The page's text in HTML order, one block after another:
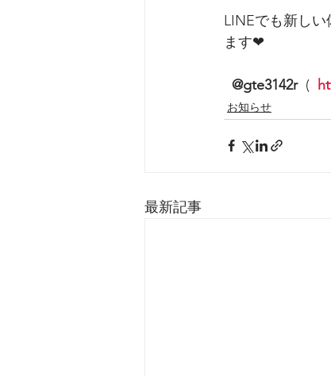
LINEでも新し
ます❤︎
@gte3142r
  (
お知らせ
最新記事